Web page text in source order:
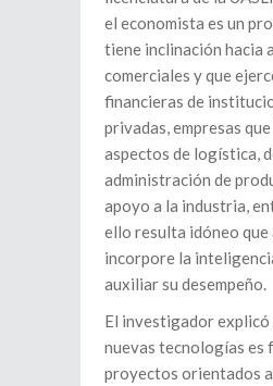
el economista es un
tiene inclinación hacia
comerciales y que
financieras de
privadas, empresas
aspectos de logística,
administración de
apoyo a la industria,
ello resulta idóneo que
incorpore la
auxiliar su desempeño.
El investigador explicó
nuevas tecnologías es
proyectos orientados